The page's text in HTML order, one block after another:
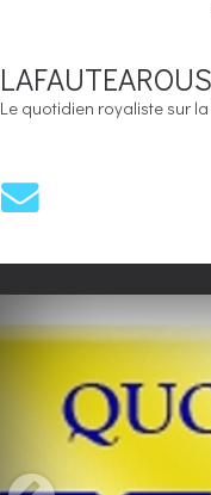
Le quotidien royaliste sur la